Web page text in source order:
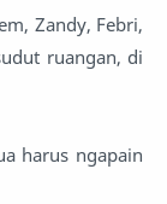
Zandy, Febri,
ruangan, di
harus ngapain